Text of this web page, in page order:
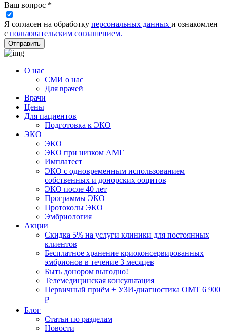
Ваш вопрос *
Я согласен на обработку персональных данных и ознакомлен
с пользовательским соглашением.
Отправить
О нас
СМИ о нас
Для врачей
Врачи
Цены
Для пациентов
Подготовка к ЭКО
ЭКО
ЭКО
ЭКО при низком АМГ
Имплатест
ЭКО с одновременным использованием
собственных и донорских ооцитов
ЭКО после 40 лет
Программы ЭКО
Протоколы ЭКО
Эмбриология
Акции
Скидка 5% на услуги клиники для постоянных
клиентов
Бесплатное хранение криоконсервированных
эмбрионов в течение 3 месяцев
Быть донором выгодно!
Телемедицинская консультация
Первичный приём + УЗИ-диагностика ОМТ 6 900
₽
Блог
Статьи по разделам
Новости